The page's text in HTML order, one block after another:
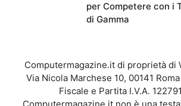
per Competere con i
di Gamma
Computermagazine.it di proprietà di
Via Nicola Marchese 10, 00141
Fiscale e Partita I.V.A.